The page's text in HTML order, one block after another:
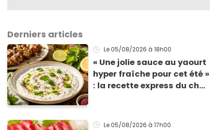
Derniers articles
Le 05/08/2026 à 18h00
« Une jolie sauce au yaourt
hyper fraîche pour cet été »
: la recette express du chef
grillades
Le 05/08/2026 à 17h00